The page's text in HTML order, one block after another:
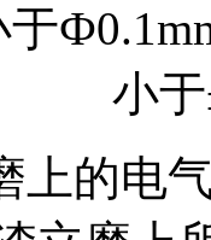
小
上的电